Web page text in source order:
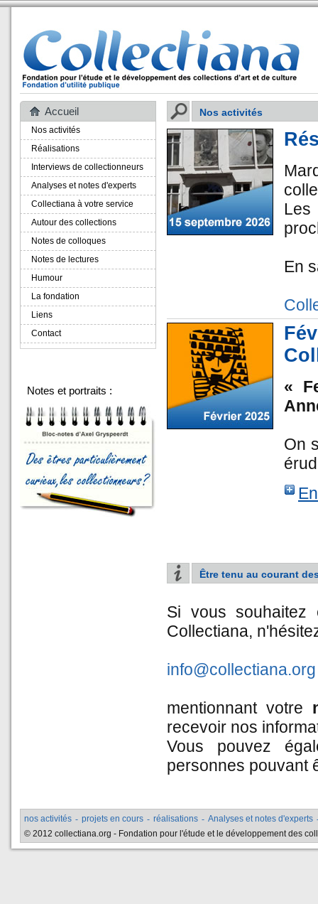
Accueil
Nos activités
Réalisations
Interviews de collectionneurs
Analyses et notes d'experts
Collectiana à votre service
Autour des collections
Notes de colloques
Notes de lectures
Humour
La fondation
Liens
Contact
Notes et portraits :
Nos activités
En
«
On
Être tenu au courant
Si vous
Collectiana,
info@collectiana.org
mentionnant votre
recevoir nos
Vous pouvez
personnes pouvant
nos activités - projets en cours - réalisations - Analyses et notes d'experts
© 2012 collectiana.org - Fondation pour l'étude et le développement des